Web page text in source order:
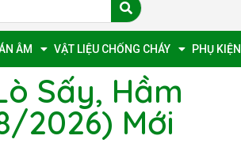
ÂM VẬT LIỆU CHỐNG CHÁY PHỤ
Sấy, Hầm
2026) Mới